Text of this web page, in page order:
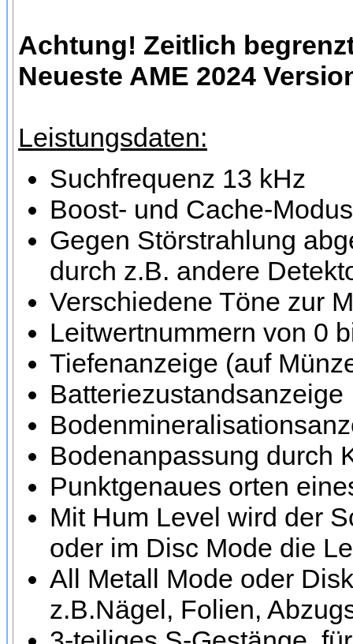
Achtung! Zeitlich
Neueste AME 2024
Leistungsdaten:
Suchfrequenz 13 kHz
Boost- und Cache-
Gegen Störstrahlung
durch z.B. andere
Verschiedene Töne zur
Leitwertnummern von 0
Tiefenanzeige (auf
Batteriezustandsanzeige
Bodenanpassung durch
Punktgenaues orten
Mit Hum Level wird der
oder im Disc Mode die
All Metall Mode oder
z.B.Nägel, Folien,